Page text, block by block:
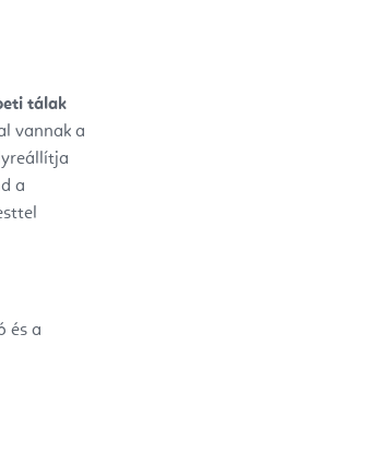
tálak
vannak a
a
és a